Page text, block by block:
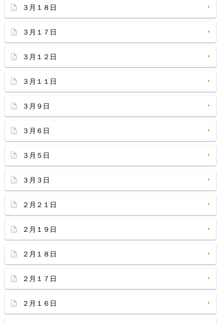
３月１８日
３月１７日
３月１２日
３月１１日
３月９日
３月６日
３月５日
３月３日
２月２１日
２月１９日
２月１８日
２月１７日
２月１６日